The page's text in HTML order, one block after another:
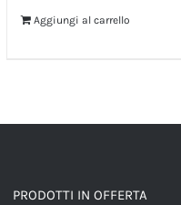
era:
è:
Aggiungi al carrello
PRODOTTI IN OFFERTA